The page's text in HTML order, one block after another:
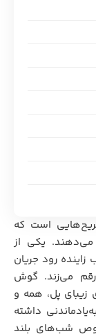
است که
می‌دهند. یکی از
رود جریان
رقم می‌زند. گوش
زیبای پل، همه و
داشته
شب‌های بلند